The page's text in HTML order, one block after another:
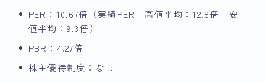
PER：10.67倍（実績PER 高値平均：12.8倍 安
値平均：9.3倍）
PBR：4.27倍
株主優待制度：なし